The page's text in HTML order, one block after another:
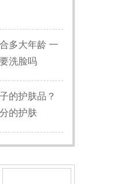
多大年龄 一
洗脸吗
的护肤品？
的护肤